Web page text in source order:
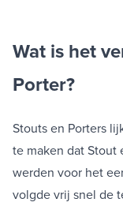
Wat is het
Porter?
Stouts en Porters
te maken dat Stout
werden voor het
volgde vrij snel de